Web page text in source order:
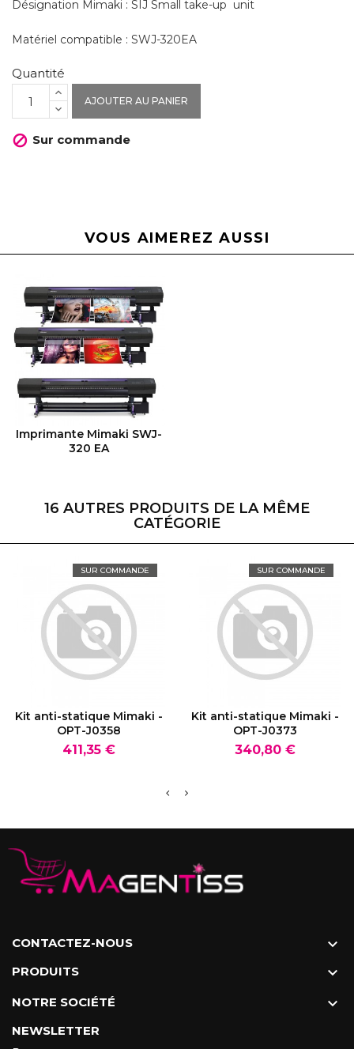
Désignation Mimaki : SIJ Small take-up unit
Matériel compatible : SWJ-320EA
Quantité
AJOUTER AU PANIER
 Sur commande
VOUS AIMEREZ AUSSI
VOIR LE PRODUIT
Imprimante Mimaki SWJ-
320 EA
16 AUTRES PRODUITS DE LA MÊME
CATÉGORIE
SUR COMMANDE
VOIR LE PRODUIT
Kit anti-statique Mimaki -
OPT-J0358
Prix
411,35 €
SUR COMMANDE
VOIR LE PRODUIT
Kit anti-statique Mimaki -
OPT-J0373
Prix
340,80 €
CONTACTEZ-NOUS 
PRODUITS 
NOTRE SOCIÉTÉ 
NEWSLETTER